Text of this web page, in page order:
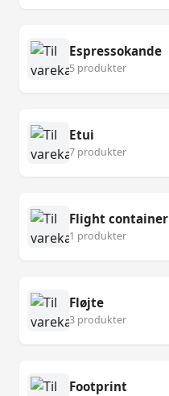
Espressokande
5 produkter
Etui
7 produkter
Flight container
1 produkter
Fløjte
3 produkter
Footprint